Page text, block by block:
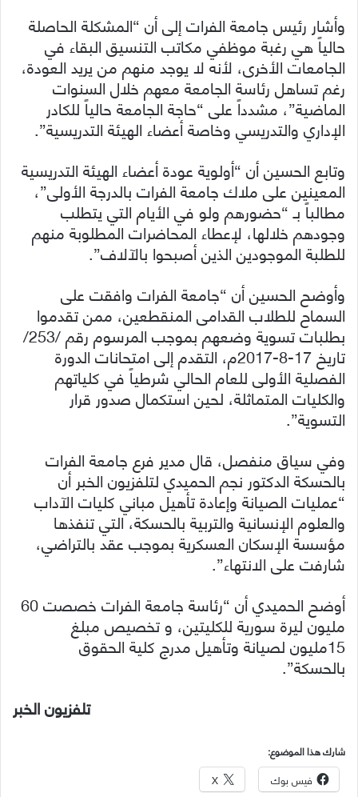
وأشار رئيس جامعة الفرات إلى أن “المشكلة الحاصلة
حالياً هي رغبة موظفي مكاتب التنسيق البقاء في
الجامعات الأخرى، لأنه لا يوجد منهم من يريد العودة،
رغم تساهل رئاسة الجامعة معهم خلال السنوات
الماضية”، مشدداً على “حاجة الجامعة حالياً للكادر
الإداري والتدريسي وخاصة أعضاء الهيئة التدريسية”.
وتابع الحسين أن “أولوية عودة أعضاء الهيئة التدريسية
المعينين على ملاك جامعة الفرات بالدرجة الأولى”،
مطالباً بـ “حضورهم ولو في الأيام التي يتطلب
وجودهم خلالها، لإعطاء المحاضرات المطلوبة منهم
للطلبة الموجودين الذين أصبحوا بالآلاف”.
وأوضح الحسين أن “جامعة الفرات وافقت على
السماح للطلاب القدامى المنقطعين، ممن تقدموا
بطلبات تسوية وضعهم بموجب المرسوم رقم /253/
تاريخ 17-8-2017م، التقدم إلى امتحانات الدورة
الفصلية الأولى للعام الحالي شرطياً في كلياتهم
والكليات المتماثلة، لحين استكمال صدور قرار
التسوية”.
وفي سياق منفصل، قال مدير فرع جامعة الفرات
بالحسكة الدكتور نجم الحميدي لتلفزيون الخبر أن
“عمليات الصيانة وإعادة تأهيل مباني كليات الآداب
والعلوم الإنسانية والتربية بالحسكة، التي تنفذها
مؤسسة الإسكان العسكرية بموجب عقد بالتراضي،
شارفت على الانتهاء”.
أوضح الحميدي أن “رئاسة جامعة الفرات خصصت 60
مليون ليرة سورية للكليتين، و تخصيص مبلغ
15مليون لصيانة وتأهيل مدرج كلية الحقوق
بالحسكة”.
تلفزيون الخبر
شارك هذا الموضوع:
فيس بوك X